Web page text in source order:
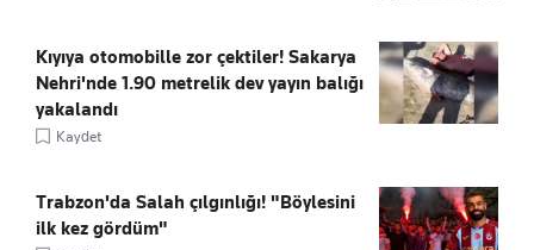
Kıyıya otomobille zor çektiler! Sakarya
Nehri'nde 1.90 metrelik dev yayın balığı
yakalandı
Kaydet
Trabzon'da Salah çılgınlığı! "Böylesini
ilk kez gördüm"